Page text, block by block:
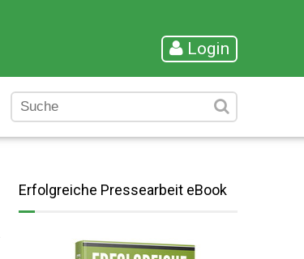
Login
Erfolgreiche Pressearbeit eBook